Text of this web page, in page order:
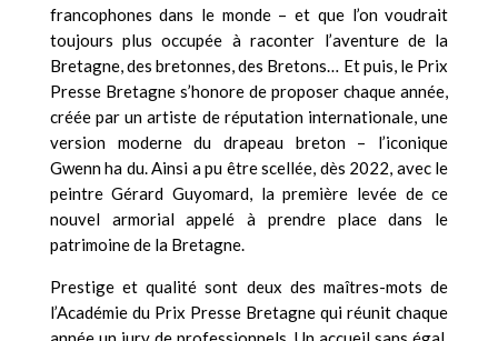
francophones dans le monde – et que l’on voudrait
toujours plus occupée à raconter l’aventure de la
Bretagne, des bretonnes, des Bretons… Et puis, le Prix
Presse Bretagne s’honore de proposer chaque année,
créée par un artiste de réputation internationale, une
version moderne du drapeau breton – l’iconique
Gwenn ha du. Ainsi a pu être scellée, dès 2022, avec le
peintre Gérard Guyomard, la première levée de ce
nouvel armorial appelé à prendre place dans le
patrimoine de la Bretagne.
Prestige et qualité sont deux des maîtres-mots de
l’Académie du Prix Presse Bretagne qui réunit chaque